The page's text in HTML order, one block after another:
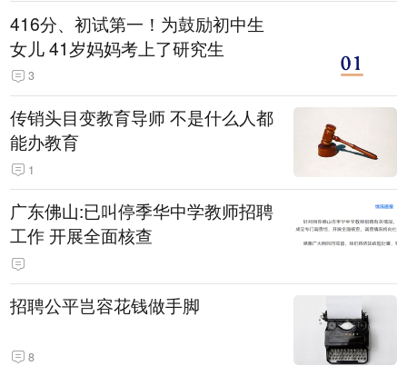
416分、初试第一！为鼓励初中生
女儿 41岁妈妈考上了研究生
3
传销头目变教育导师 不是什么人都
能办教育
1
广东佛山:已叫停季华中学教师招聘
工作 开展全面核查
招聘公平岂容花钱做手脚
8